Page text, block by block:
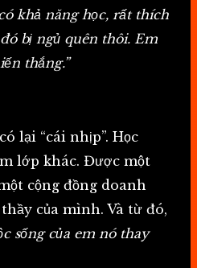
khả năng học, rất thích
bị ngủ quên thôi. Em
thắng.”
lại “cái nhịp”. Học
lớp khác. Được một
cộng đồng doanh
của mình. Và từ đó,
sống của em nó thay